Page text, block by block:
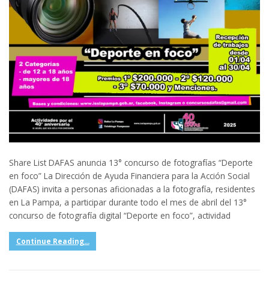
Share List DAFAS anuncia 13° concurso de fotografías “Deporte
en foco” La Dirección de Ayuda Financiera para la Acción Social
(DAFAS) invita a personas aficionadas a la fotografía, residentes
en La Pampa, a participar durante todo el mes de abril del 13°
concurso de fotografía digital “Deporte en foco”, actividad
Continue Reading...